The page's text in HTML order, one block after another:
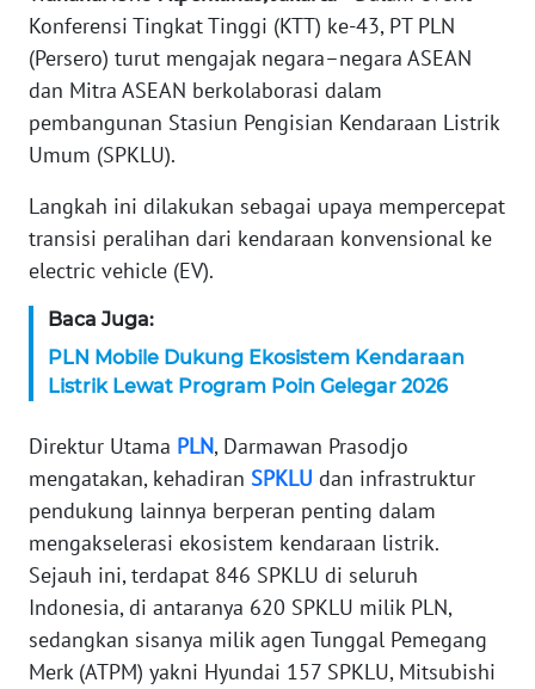
Konferensi Tingkat Tinggi (KTT) ke-43, PT PLN
(Persero) turut mengajak negara–negara ASEAN
dan Mitra ASEAN berkolaborasi dalam
pembangunan Stasiun Pengisian Kendaraan Listrik
Umum (SPKLU).
Langkah ini dilakukan sebagai upaya mempercepat
transisi peralihan dari kendaraan konvensional ke
electric vehicle (EV).
Baca Juga:
PLN Mobile Dukung Ekosistem Kendaraan
Listrik Lewat Program Poin Gelegar 2026
Direktur Utama PLN, Darmawan Prasodjo
mengatakan, kehadiran SPKLU dan infrastruktur
pendukung lainnya berperan penting dalam
mengakselerasi ekosistem kendaraan listrik.
Sejauh ini, terdapat 846 SPKLU di seluruh
Indonesia, di antaranya 620 SPKLU milik PLN,
sedangkan sisanya milik agen Tunggal Pemegang
Merk (ATPM) yakni Hyundai 157 SPKLU, Mitsubishi
Wahana
News
Regional
WN
WN
JAKARTA
WN
JABAR
WN
BANTEN
WN